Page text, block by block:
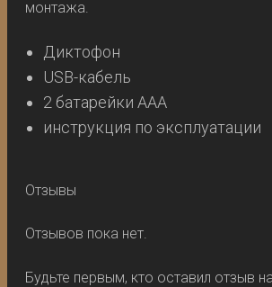
Диктофон
USB-кабель
2 батарейки AAA
инструкция по эксплуатации
Отзывы
Отзывов пока нет.
Будьте первым, кто оставил отзыв